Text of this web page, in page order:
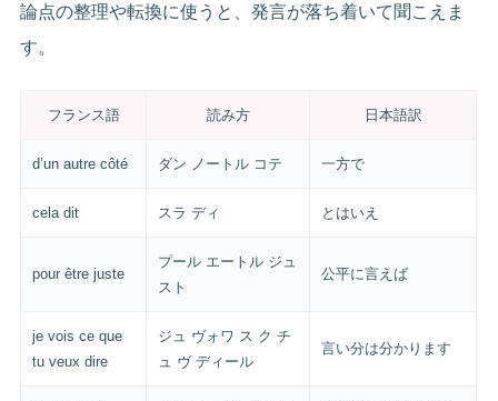
論点の整理や転換に使うと、発言が落ち着いて聞こえま
す。
フランス語 読み方 日本語訳
d’un autre côté ダン ノートル コテ 一方で
cela dit スラ ディ とはいえ
pour être juste
プール エートル ジュ
スト
公平に言えば
je vois ce que
tu veux dire
ジュ ヴォワ ス ク チ
ュ ヴ ディール
言い分は分かります